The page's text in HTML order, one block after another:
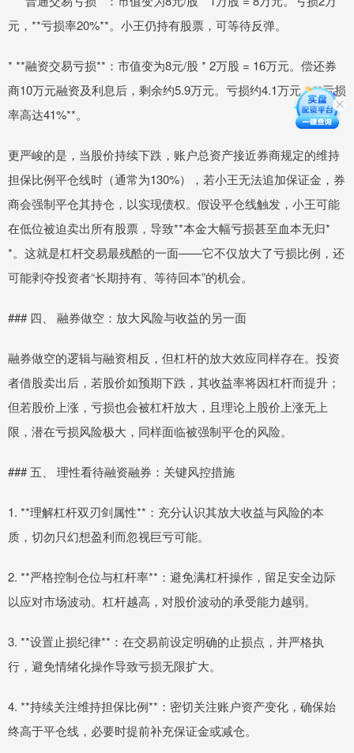
元，**亏损率20%**。小王仍持有股票，可等待反弹。
* **融资交易亏损**：市值变为8元/股 * 2万股 = 16万元。偿还券
商10万元融资及利息后，剩余约5.9万元。亏损约4.1万元，**亏损
率高达41%**。
更严峻的是，当股价持续下跌，账户总资产接近券商规定的维持
担保比例平仓线时（通常为130%），若小王无法追加保证金，券
商会强制平仓其持仓，以实现债权。假设平仓线触发，小王可能
在低位被迫卖出所有股票，导致**本金大幅亏损甚至血本无归*
*。这就是杠杆交易最残酷的一面——它不仅放大了亏损比例，还
可能剥夺投资者“长期持有、等待回本”的机会。
### 四、 融券做空：放大风险与收益的另一面
融券做空的逻辑与融资相反，但杠杆的放大效应同样存在。投资
者借股卖出后，若股价如预期下跌，其收益率将因杠杆而提升；
但若股价上涨，亏损也会被杠杆放大，且理论上股价上涨无上
限，潜在亏损风险极大，同样面临被强制平仓的风险。
### 五、 理性看待融资融券：关键风控措施
1. **理解杠杆双刃剑属性**：充分认识其放大收益与风险的本
质，切勿只幻想盈利而忽视巨亏可能。
2. **严格控制仓位与杠杆率**：避免满杠杆操作，留足安全边际
以应对市场波动。杠杆越高，对股价波动的承受能力越弱。
3. **设置止损纪律**：在交易前设定明确的止损点，并严格执
行，避免情绪化操作导致亏损无限扩大。
4. **持续关注维持担保比例**：密切关注账户资产变化，确保始
终高于平仓线，必要时提前补充保证金或减仓。